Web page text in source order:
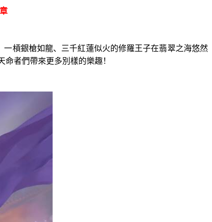
一槓銀槍如龍、三千紅蓮似火的修羅王子在翡翠之海悠然
者們帶來更多別樣的樂趣！